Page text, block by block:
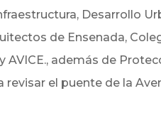
Desarrollo
de Ensenada,
AVICE., además de
revisar el puente de la